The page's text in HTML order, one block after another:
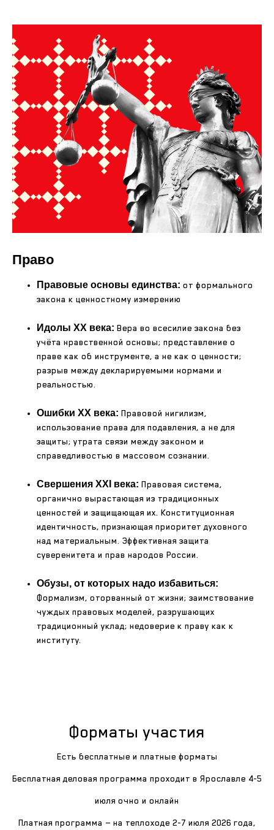
Право
Правовые основы единства: от формального
закона к ценностному измерению
Идолы XX века: Вера во всесилие закона без
учёта нравственной основы; представление о
праве как об инструменте, а не как о ценности;
разрыв между декларируемыми нормами и
реальностью.
Ошибки XX века: Правовой нигилизм,
использование права для подавления, а не для
защиты; утрата связи между законом и
справедливостью в массовом сознании.
Свершения XXI века: Правовая система,
органично вырастающая из традиционных
ценностей и защищающая их. Конституционная
идентичность, признающая приоритет духовного
над материальным. Эффективная защита
суверенитета и прав народов России.
Обузы, от которых надо избавиться:
Формализм, оторванный от жизни; заимствование
чуждых правовых моделей, разрушающих
традиционный уклад; недоверие к праву как к
институту.
Форматы участия
Есть бесплатные и платные форматы
Бесплатная деловая программа проходит в Ярославле 4-5
июля очно и онлайн
Платная программа — на теплоходе 2-7 июля 2026 года,